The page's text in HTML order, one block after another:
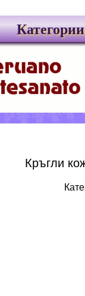
Категории
Кръгли